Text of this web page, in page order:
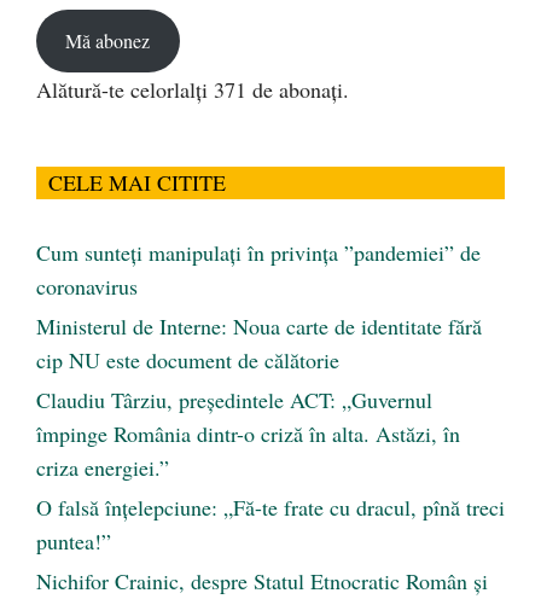
Mă abonez
Alătură-te celorlalți 371 de abonați.
CELE MAI CITITE
Cum sunteți manipulați în privința ”pandemiei” de
coronavirus
Ministerul de Interne: Noua carte de identitate fără
cip NU este document de călătorie
Claudiu Târziu, președintele ACT: „Guvernul
împinge România dintr-o criză în alta. Astăzi, în
criza energiei.”
O falsă înțelepciune: „Fă-te frate cu dracul, pînă treci
puntea!”
Nichifor Crainic, despre Statul Etnocratic Român şi